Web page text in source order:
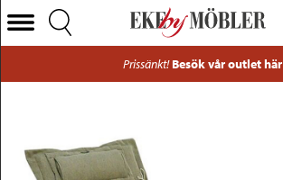
Canyon solsängsdyna tyg beige 53x199 cm
Välj Kategori
Stolar
Prissänkt! Besök vår outlet här